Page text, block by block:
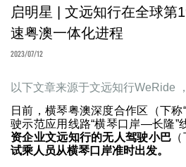
启明星 | 文远知行在全球第
速粤澳一体化进程
2023/07/12
以下文章来源于文远知行WeRide
日前，横琴粤澳深度合作区（下称
驶示范应用线路“横琴口岸—长隆”
资企业文远知行的无人驾驶小巴
试乘人员从横琴口岸准时出发。